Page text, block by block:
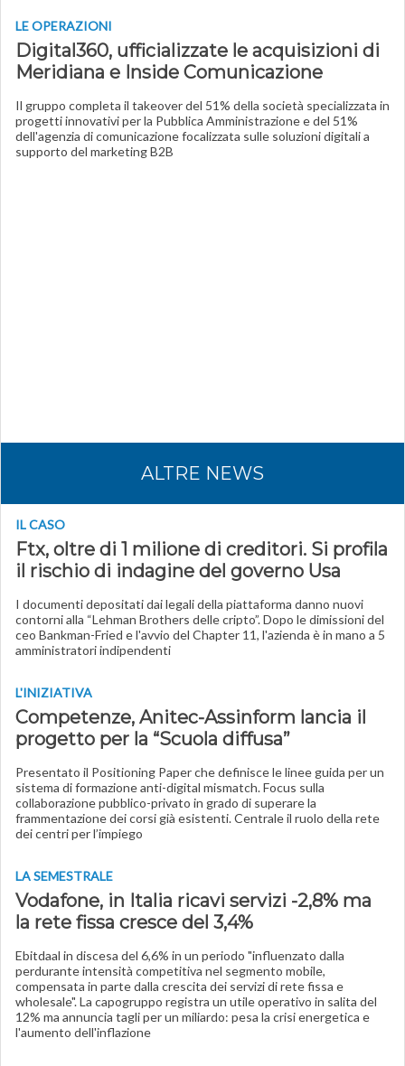
LE OPERAZIONI
Digital360, ufficializzate le acquisizioni di
Meridiana e Inside Comunicazione
Il gruppo completa il takeover del 51% della società specializzata in
progetti innovativi per la Pubblica Amministrazione e del 51%
dell'agenzia di comunicazione focalizzata sulle soluzioni digitali a
supporto del marketing B2B
ALTRE NEWS
IL CASO
Ftx, oltre di 1 milione di creditori. Si profila
il rischio di indagine del governo Usa
I documenti depositati dai legali della piattaforma danno nuovi
contorni alla “Lehman Brothers delle cripto”. Dopo le dimissioni del
ceo Bankman-Fried e l'avvio del Chapter 11, l'azienda è in mano a 5
amministratori indipendenti
L'INIZIATIVA
Competenze, Anitec-Assinform lancia il
progetto per la “Scuola diffusa”
Presentato il Positioning Paper che definisce le linee guida per un
sistema di formazione anti-digital mismatch. Focus sulla
collaborazione pubblico-privato in grado di superare la
frammentazione dei corsi già esistenti. Centrale il ruolo della rete
dei centri per l’impiego
LA SEMESTRALE
Vodafone, in Italia ricavi servizi -2,8% ma
la rete fissa cresce del 3,4%
Ebitdaal in discesa del 6,6% in un periodo "influenzato dalla
perdurante intensità competitiva nel segmento mobile,
compensata in parte dalla crescita dei servizi di rete fissa e
wholesale". La capogruppo registra un utile operativo in salita del
12% ma annuncia tagli per un miliardo: pesa la crisi energetica e
l'aumento dell'inflazione